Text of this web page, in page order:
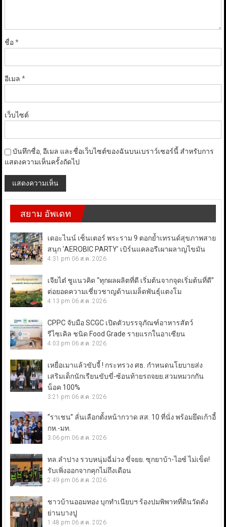
ชื่อ*
อีเมล *
เว็บไซต์
บันทึกชื่อ, อีเมล และชื่อเว็บไซต์ของฉันบนเบราว์เซอร์นี้ สำหรับการ
แสดงความเห็นครั้งถัดไป
สยาม อัพเดท
เดอะไนน์ เซ็นเตอร์ พระราม 9 ตอกย้ำเทรนด์สุขภาพสาย
สนุก ‘AEROBIC PARTY’ เบิร์นแคลอรีเผาผลาญไขมัน
4:31 pm 06 ส.ค. 2026
เจียไต๋ ชูแนวคิด “ทุกผลผลิตที่ดี เริ่มต้นจากจุดเริ่มต้นที่ดี”
ต่อยอดความเชี่ยวชาญด้านเมล็ดพันธุ์แตงโม
4:13 pm 06 ส.ค. 2026
CPPC จับมือ SCGC เปิดตัวบรรจุภัณฑ์อาหารสัตว์
รีไซเคิล ชนิด Food Grade รายแรกในอาเซียน
4:03 pm 06 ส.ค. 2026
เหยื่อเมาแล้วขับจี้ ! กระทรวง ศธ. กำหนดนโยบายส่ง
เสริมเด็กนักเรียนขับขี่-ซ้อนท้ายรถจยย.สวมหมวกกัน
น็อค 100%
3:21 pm 06 ส.ค. 2026
“ราเชน” ลั่นเลือกตั้งหน้ากวาด สส. 10 ที่นั่ง พร้อมยึดเก้าอี้
กห.-มท.
3:06 pm 06 ส.ค. 2026
ทล.ลำปาง รวบหนุ่มฉี่ม่วง ขี่จยย. ซุกยาบ้า-ไอซ์ ไม่เข็ด!
รับเพิ่งออกจากคุกไม่ถึงเดือน
2:49 pm 06 ส.ค. 2026
ชาวบ้านออมทอง บุกทำเนียบฯ ร้องปมพิพาทที่ดินวัดดัง
ย่านบางปู
1:48 pm 06 ส.ค. 2026